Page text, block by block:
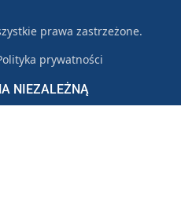
NIEZALEŻNĄ
prawa zastrzeżone.
prywatności